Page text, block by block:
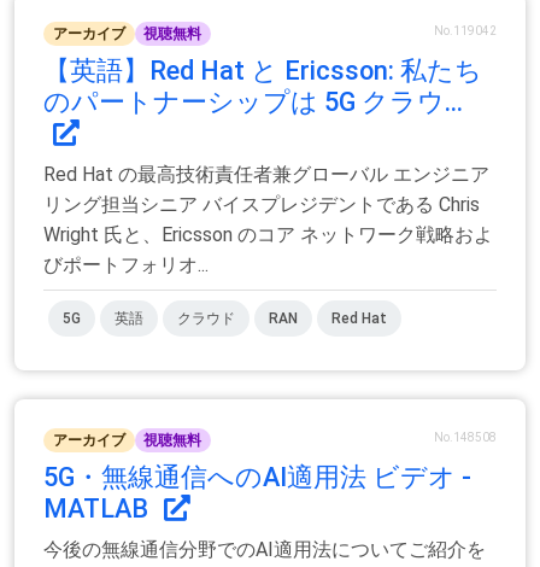
アーカイブ 視聴無料 No.119042
【英語】Red Hat と Ericsson: 私たち
のパートナーシップは 5G クラウ...
Red Hat の最高技術責任者兼グローバル エンジニア
リング担当シニア バイスプレジデントである Chris
Wright 氏と、Ericsson のコア ネットワーク戦略およ
びポートフォリオ...
5G 英語 クラウド RAN Red Hat
アーカイブ 視聴無料 No.148508
5G・無線通信へのAI適用法 ビデオ -
MATLAB
今後の無線通信分野でのAI適用法についてご紹介を